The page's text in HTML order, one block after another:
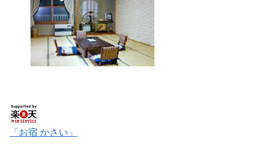
「お宿 かさい」